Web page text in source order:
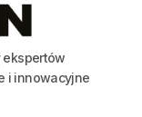
ekspertów
i innowacyjne